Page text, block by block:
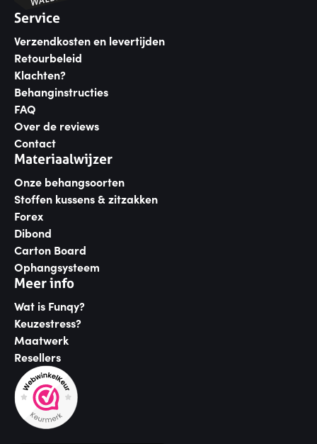
Service
Verzendkosten en levertijden
Retourbeleid
Klachten?
Behanginstructies
FAQ
Over de reviews
Contact
Materiaalwijzer
Onze behangsoorten
Stoffen kussens & zitzakken
Forex
Dibond
Carton Board
Ophangsysteem
Meer info
Wat is Funqy?
Keuzestress?
Maatwerk
Resellers